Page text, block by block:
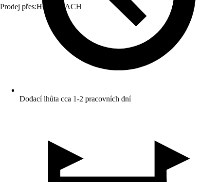
Prodej přes:HORNBACH
Dodací lhůta cca 1-2 pracovních dní